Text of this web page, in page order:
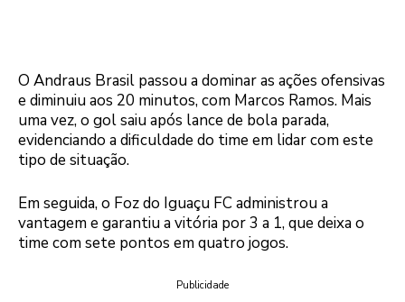
O Andraus Brasil passou a dominar as ações ofensivas
e diminuiu aos 20 minutos, com Marcos Ramos. Mais
uma vez, o gol saiu após lance de bola parada,
evidenciando a dificuldade do time em lidar com este
tipo de situação.
Em seguida, o Foz do Iguaçu FC administrou a
vantagem e garantiu a vitória por 3 a 1, que deixa o
time com sete pontos em quatro jogos.
Publicidade